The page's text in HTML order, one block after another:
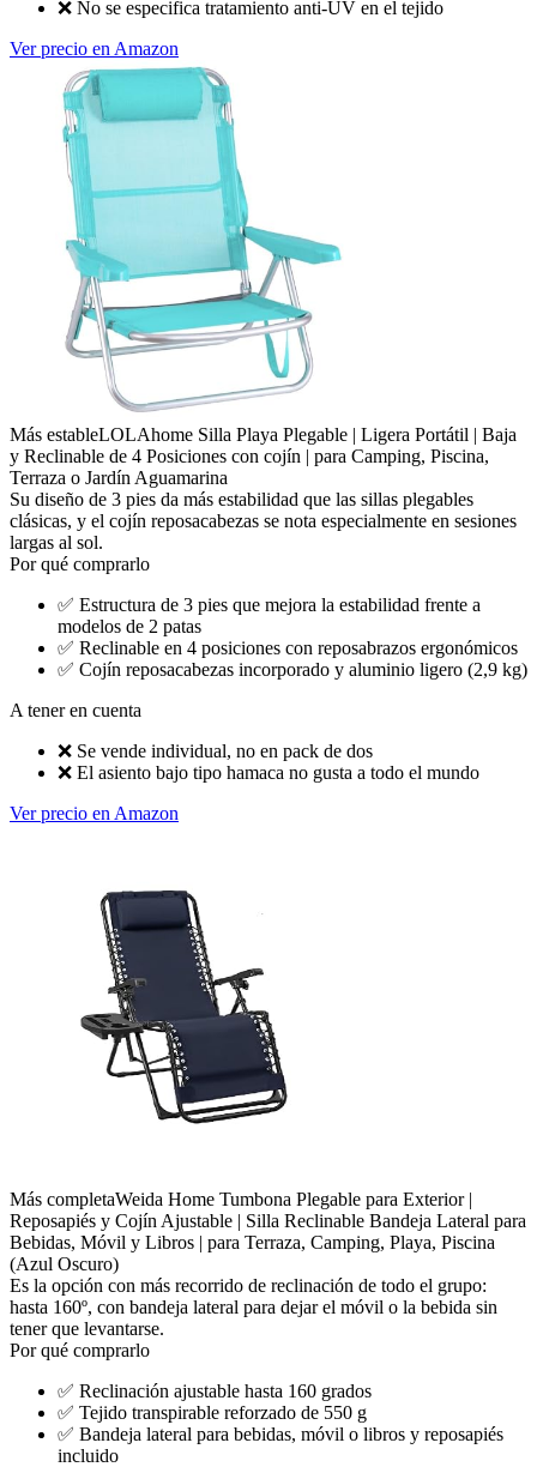
❌ No se especifica tratamiento anti-UV en el tejido
Ver precio en Amazon
Más estableLOLAhome Silla Playa Plegable | Ligera Portátil | Baja
y Reclinable de 4 Posiciones con cojín | para Camping, Piscina,
Terraza o Jardín Aguamarina
Su diseño de 3 pies da más estabilidad que las sillas plegables
clásicas, y el cojín reposacabezas se nota especialmente en sesiones
largas al sol.
Por qué comprarlo
✅ Estructura de 3 pies que mejora la estabilidad frente a
modelos de 2 patas
✅ Reclinable en 4 posiciones con reposabrazos ergonómicos
✅ Cojín reposacabezas incorporado y aluminio ligero (2,9 kg)
A tener en cuenta
❌ Se vende individual, no en pack de dos
❌ El asiento bajo tipo hamaca no gusta a todo el mundo
Ver precio en Amazon
Más completaWeida Home Tumbona Plegable para Exterior |
Reposapiés y Cojín Ajustable | Silla Reclinable Bandeja Lateral para
Bebidas, Móvil y Libros | para Terraza, Camping, Playa, Piscina
(Azul Oscuro)
Es la opción con más recorrido de reclinación de todo el grupo:
hasta 160º, con bandeja lateral para dejar el móvil o la bebida sin
tener que levantarse.
Por qué comprarlo
✅ Reclinación ajustable hasta 160 grados
✅ Tejido transpirable reforzado de 550 g
✅ Bandeja lateral para bebidas, móvil o libros y reposapiés
incluido